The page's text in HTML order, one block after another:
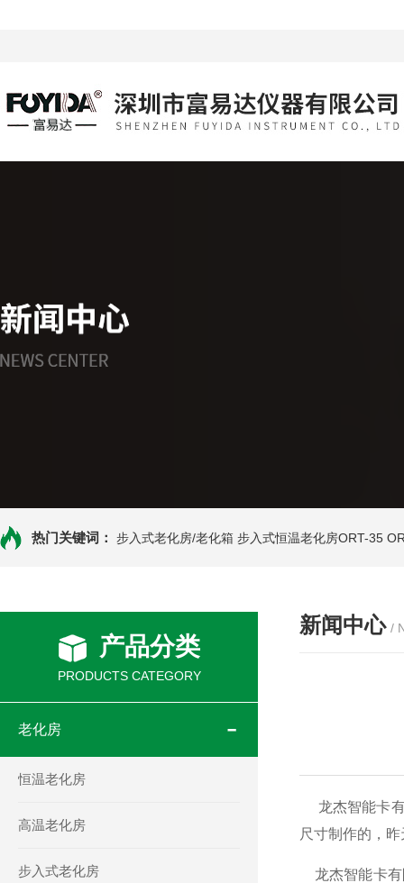
热门关键词： 步入式老化房/老化箱 步入式恒温老化房ORT-35
产品分类
PRODUCTS CATEGORY
老化房
恒温老化房
高温老化房
步入式老化房
新闻中心 /
龙杰智能卡有
尺寸制作的，
龙杰智能卡有